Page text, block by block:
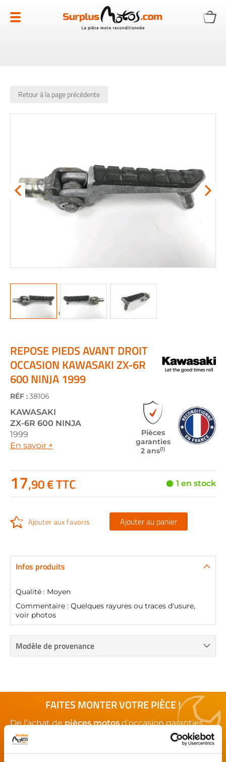
au
contenu
Retour à la page précédente
images
gallery
the
beginning
of
the
images
gallery
REPOSE PIEDS AVANT DROIT
OCCASION KAWASAKI ZX-6R
600 NINJA 1999
RÉF :38106
KAWASAKI
ZX-6R 600 NINJA
1999
En savoir +
Pièces
garanties
2 ans(1)
17,90 € TTC 1 en stock
Ajouter aux favoris Ajouter au panier
Infos produits
Qualité : Moyen
Commentaire : Quelques rayures ou traces d'usure,
voir photos
Modèle de provenance
FAITES MONTER VOTRE PIÈCE !
De l’achat depièces motosd’occasion garanties
jusqu'à la révision complète de votre
moto,
retrouvez notre réseau de réparateurs et de